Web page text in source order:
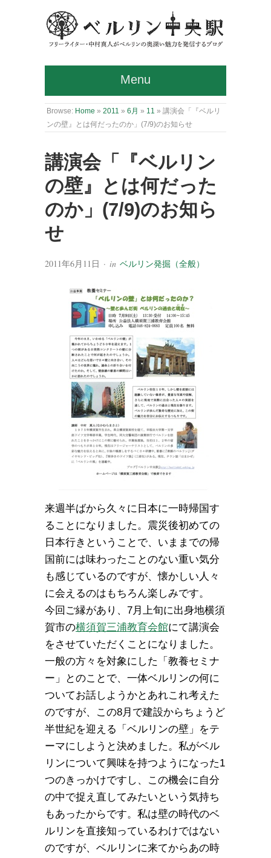
Menu
Browse: Home » 2011 » 6月 » 11 » 講演会「『ベルリ
ンの壁』とは何だったのか」(7/9)のお知らせ
講演会「『ベルリン
の壁』とは何だった
のか」(7/9)のお知ら
せ
2011年6月11日 · in ベルリン発掘（全般）
来週半ばから久々に日本に一時帰国す
ることになりました。震災後初めての
日本行きということで、いままでの帰
国前には味わったことのない重い気分
も感じているのですが、懐かしい人々
に会えるのはもちろん楽しみです。
今回ご縁があり、7月上旬に出身地横須
賀市の横須賀三浦教育会館にて講演会
をさせていただくことになりました。
一般の方々を対象にした「教養セミナ
ー」とのことで、一体ベルリンの何に
ついてお話しようかとあれこれ考えた
のですが、この8月で建設からちょうど
半世紀を迎える「ベルリンの壁」をテ
ーマにしようと決めました。私がベル
リンについて興味を持つようになった1
つのきっかけですし、この機会に自分
の中で捉え直してみたいという気持ち
もあったからです。私は壁の時代のベ
ルリンを直接知っているわけではない
のですが、ベルリンに来てからあの時